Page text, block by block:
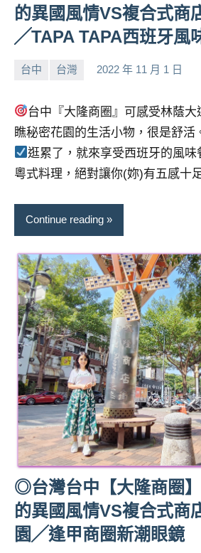
企
講
部
客
及
旅
雜
光
局
合
作
達
人
對
象。
★
的異國風情VS複合式商
╱TAPA TAPA西班牙風
台中 台灣 2022 年 11 月 1 日
小
No
台中『大隆商圈』可感受林蔭
瞧秘密花園的生活小物，很是舒活
逛累了，就來享受西班牙的風味
粵式料理，絕對讓你(妳)有五感十
Continue reading
◎台灣台中【大隆商圈
的異國風情VS複合式商
園╱逢甲商圈新潮眼鏡